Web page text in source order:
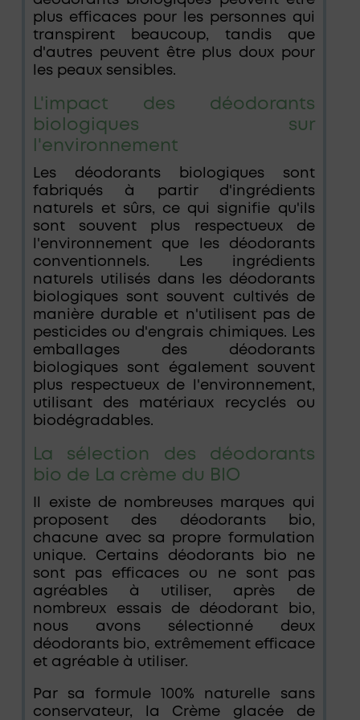
plus efficaces pour les personnes qui
transpirent beaucoup, tandis que
d'autres peuvent être plus doux pour
les peaux sensibles.
L'impact des déodorants
biologiques sur
l'environnement
Les déodorants biologiques sont
fabriqués à partir d'ingrédients
naturels et sûrs, ce qui signifie qu'ils
sont souvent plus respectueux de
l'environnement que les déodorants
conventionnels. Les ingrédients
naturels utilisés dans les déodorants
biologiques sont souvent cultivés de
manière durable et n'utilisent pas de
pesticides ou d'engrais chimiques. Les
emballages des déodorants
biologiques sont également souvent
plus respectueux de l'environnement,
utilisant des matériaux recyclés ou
biodégradables.
La sélection des déodorants
bio de La crème du BIO
Il existe de nombreuses marques qui
proposent des déodorants bio,
chacune avec sa propre formulation
unique. Certains déodorants bio ne
sont pas efficaces ou ne sont pas
agréables à utiliser, après de
nombreux essais de déodorant bio,
nous avons sélectionné deux
déodorants bio, extrêmement efficace
et agréable à utiliser.
Par sa formule 100% naturelle sans
conservateur, la Crème glacée de